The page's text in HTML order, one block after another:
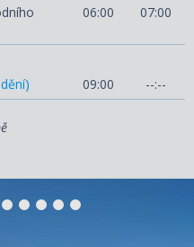
06:00 07:00
09:00 --:--